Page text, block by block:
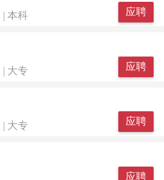
本科 应聘
| 大专 应聘
大专 应聘
应聘